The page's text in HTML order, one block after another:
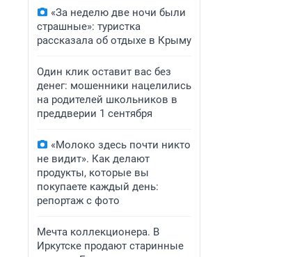
«За неделю две ночи были
страшные»: туристка
рассказала об отдыхе в Крыму
Один клик оставит вас без
денег: мошенники нацелились
на родителей школьников в
преддверии 1 сентября
«Молоко здесь почти никто
не видит». Как делают
продукты, которые вы
покупаете каждый день:
репортаж с фото
Мечта коллекционера. В
Иркутске продают старинные